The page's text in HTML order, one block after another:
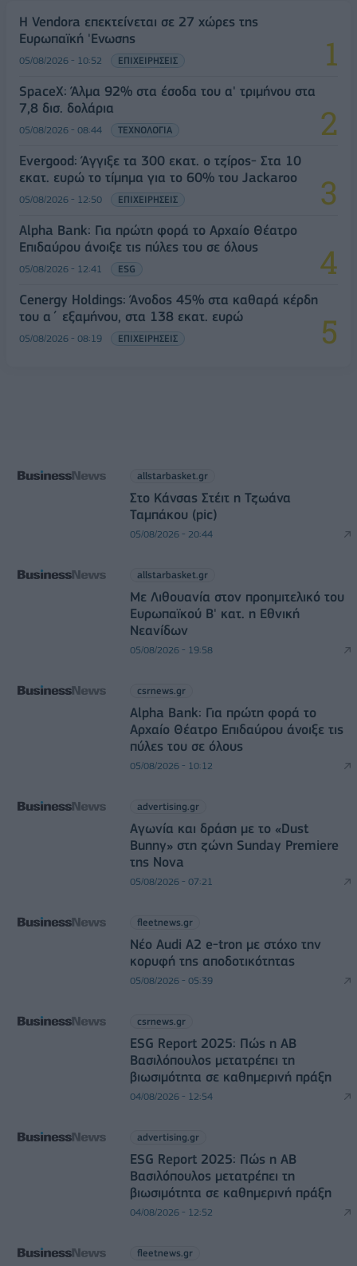
Η Vendora επεκτείνεται σε 27 χώρες της
Ευρωπαϊκή 'Ενωσης
05/08/2026 - 10:52 ΕΠΙΧΕΙΡΗΣΕΙΣ
SpaceX: Άλμα 92% στα έσοδα του α' τριμήνου στα
7,8 δισ. δολάρια
05/08/2026 - 08:44 ΤΕΧΝΟΛΟΓΙΑ
Evergood: Άγγιξε τα 300 εκατ. ο τζίρος- Στα 10
εκατ. ευρώ το τίμημα για το 60% του Jackaroo
05/08/2026 - 12:50 ΕΠΙΧΕΙΡΗΣΕΙΣ
Alpha Bank: Για πρώτη φορά το Αρχαίο Θέατρο
Επιδαύρου άνοιξε τις πύλες του σε όλους
05/08/2026 - 12:41 ESG
Cenergy Holdings: Άνοδος 45% στα καθαρά κέρδη
του α΄ εξαμήνου, στα 138 εκατ. ευρώ
05/08/2026 - 08:19 ΕΠΙΧΕΙΡΗΣΕΙΣ
allstarbasket.gr
Στο Κάνσας Στέιτ η Τζωάνα
Ταμπάκου (pic)
05/08/2026 - 20:44
allstarbasket.gr
Με Λιθουανία στον προημιτελικό του
Ευρωπαϊκού Β' κατ. η Εθνική
Νεανίδων
05/08/2026 - 19:58
csrnews.gr
Alpha Bank: Για πρώτη φορά το
Αρχαίο Θέατρο Επιδαύρου άνοιξε τις
πύλες του σε όλους
05/08/2026 - 10:12
advertising.gr
Αγωνία και δράση με το «Dust
Bunny» στη ζώνη Sunday Premiere
της Nova
05/08/2026 - 07:21
fleetnews.gr
Νέο Audi A2 e-tron με στόχο την
κορυφή της αποδοτικότητας
05/08/2026 - 05:39
csrnews.gr
ESG Report 2025: Πώς η ΑΒ
Βασιλόπουλος μετατρέπει τη
βιωσιμότητα σε καθημερινή πράξη
04/08/2026 - 12:54
advertising.gr
ESG Report 2025: Πώς η ΑΒ
Βασιλόπουλος μετατρέπει τη
βιωσιμότητα σε καθημερινή πράξη
04/08/2026 - 12:52
fleetnews.gr